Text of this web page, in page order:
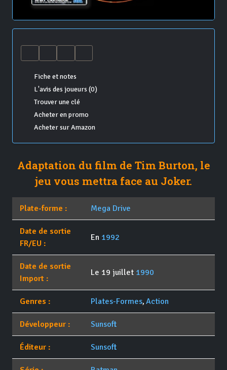
Fiche et notes
L'avis des joueurs (0)
Trouver une clé
Acheter en promo
Acheter sur Amazon
Adaptation du film de Tim Burton, le
jeu vous mettra face au Joker.
Plate-forme : Mega Drive
Date de sortie
FR/EU :
En 1992
Date de sortie
Import :
Le 19 juillet 1990
Genres : Plates-Formes, Action
Développeur : Sunsoft
Éditeur : Sunsoft